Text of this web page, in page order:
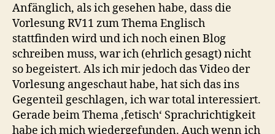
Anfänglich, als ich gesehen habe, dass die
Vorlesung RV11 zum Thema Englisch
stattfinden wird und ich noch einen Blog
schreiben muss, war ich (ehrlich gesagt) nicht
so begeistert. Als ich mir jedoch das Video der
Vorlesung angeschaut habe, hat sich das ins
Gegenteil geschlagen, ich war total interessiert.
Gerade beim Thema ‚fetisch‘ Sprachrichtigkeit
habe ich mich wiedergefunden. Auch wenn ich